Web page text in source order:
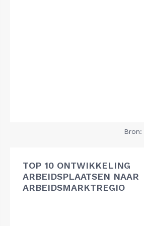
Bron:
TOP 10 ONTWIKKELING
ARBEIDSPLAATSEN NAAR
ARBEIDSMARKTREGIO